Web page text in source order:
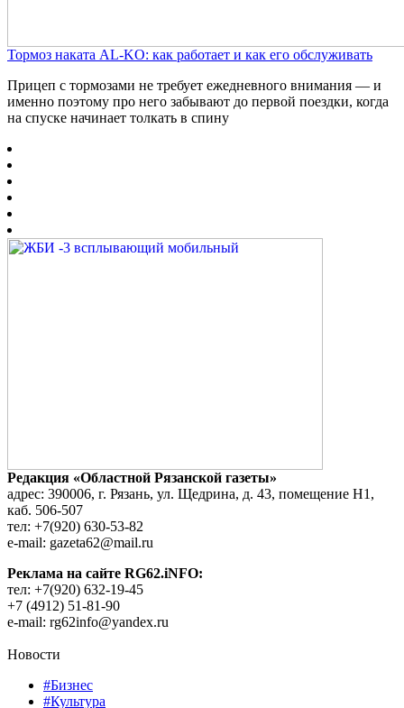
Тормоз наката AL-KO: как работает и как его обслуживать
Прицеп с тормозами не требует ежедневного внимания — и
именно поэтому про него забывают до первой поездки, когда
на спуске начинает толкать в спину
Редакция «Областной Рязанской газеты»
адрес: 390006, г. Рязань, ул. Щедрина, д. 43, помещение Н1,
каб. 506-507
тел: +7(920) 630-53-82
e-mail: gazeta62@mail.ru
Реклама на сайте RG62.iNFO:
тел: +7(920) 632-19-45
+7 (4912) 51-81-90
e-mail: rg62info@yandex.ru
Новости
#Бизнес
#Культура